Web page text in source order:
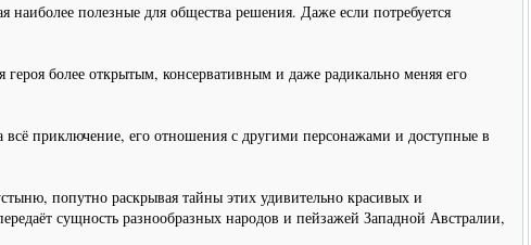
полезные для общества решения. Даже если потребуется
более открытым, консервативным и даже радикально меняя его
всё приключение, его отношения с другими персонажами и доступные в
попутно раскрывая тайны этих удивительно красивых и
сущность разнообразных народов и пейзажей Западной Австралии,